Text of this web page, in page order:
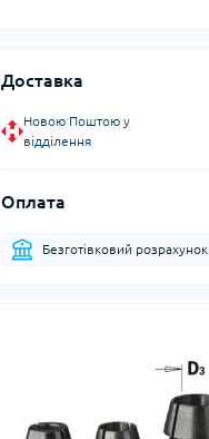
Доставка
Новою Поштою у
відділення
Оплата
Безготівковий розрахунок